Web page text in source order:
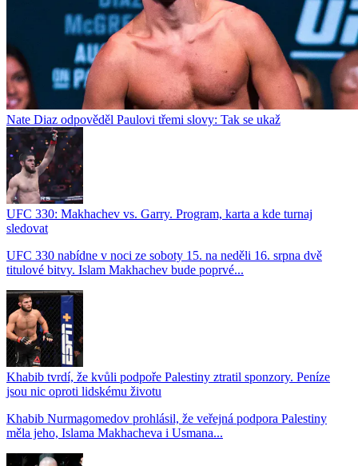
Nate Diaz odpověděl Paulovi třemi slovy: Tak se ukaž
UFC 330: Makhachev vs. Garry. Program, karta a kde turnaj
sledovat
UFC 330 nabídne v noci ze soboty 15. na neděli 16. srpna dvě
titulové bitvy. Islam Makhachev bude poprvé...
Khabib tvrdí, že kvůli podpoře Palestiny ztratil sponzory. Peníze
jsou nic oproti lidskému životu
Khabib Nurmagomedov prohlásil, že veřejná podpora Palestiny
měla jeho, Islama Makhacheva i Usmana...